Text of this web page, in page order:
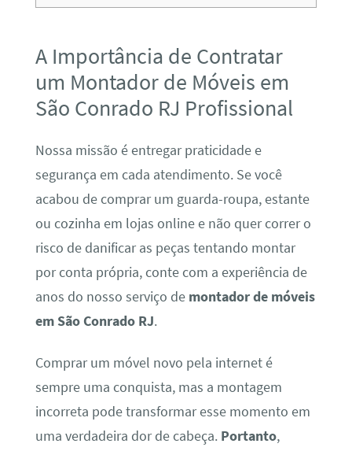
A Importância de Contratar
um Montador de Móveis em
São Conrado RJ Profissional
Nossa missão é entregar praticidade e
segurança em cada atendimento. Se você
acabou de comprar um guarda-roupa, estante
ou cozinha em lojas online e não quer correr o
risco de danificar as peças tentando montar
por conta própria, conte com a experiência de
anos do nosso serviço de montador de móveis
em São Conrado RJ.
Comprar um móvel novo pela internet é
sempre uma conquista, mas a montagem
incorreta pode transformar esse momento em
uma verdadeira dor de cabeça. Portanto,